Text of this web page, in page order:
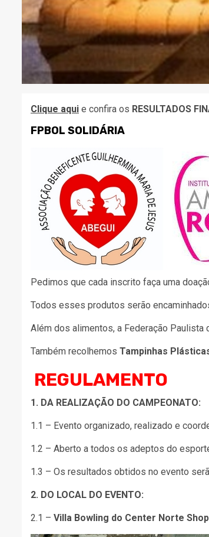
Clique aqui e confira os RESULTADOS
FPBOL SOLIDÁRIA
Pedimos que cada inscrito faça uma
Todos esses produtos serão
Além dos alimentos, a Federação Paulista
Também recolhemos Tampinhas
REGULAMENTO
1. DA REALIZAÇÃO DO CAMPEONATO:
1.1 – Evento organizado, realizado e
1.2 – Aberto a todos os adeptos do
1.3 – Os resultados obtidos no evento
2. DO LOCAL DO EVENTO:
2.1 – Villa Bowling do Center Norte